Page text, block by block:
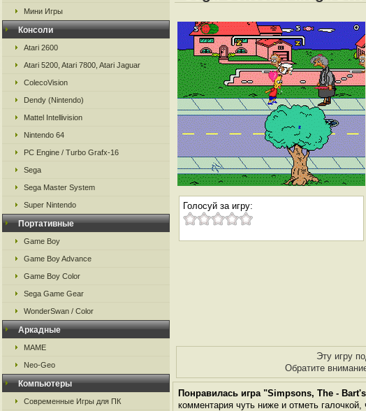
Мини Игры
Консоли
Atari 2600
Atari 5200, Atari 7800, Atari Jaguar
ColecoVision
Dendy (Nintendo)
Mattel Intellivision
Nintendo 64
PC Engine / Turbo Grafx-16
Sega
Sega Master System
Super Nintendo
Портативные
Game Boy
Game Boy Advance
Game Boy Color
Sega Game Gear
WonderSwan / Color
Аркадные
MAME
Neo-Geo
Компьютеры
Современные Игры для ПК
Голосуй за игру:
Эту игру
Обратите
Понравилась игра "Simpsons, The -
комментария чуть ниже и отметь